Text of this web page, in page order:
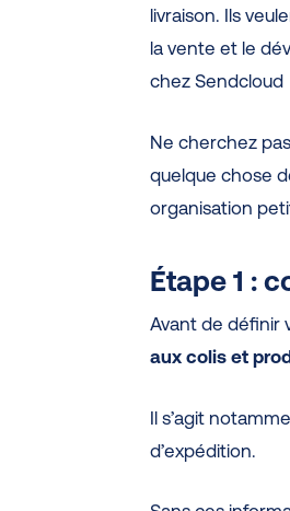
livraison. Ils
la vente et le
chez Sendcloud
Ne cherchez
quelque chose
organisation
Étape 1 :
Avant de définir
aux colis et
Il s’agit
d’expédition.